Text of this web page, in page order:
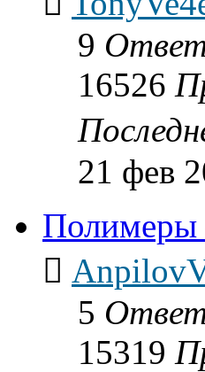
9
16526
21 фев
Полимеры
5
15319